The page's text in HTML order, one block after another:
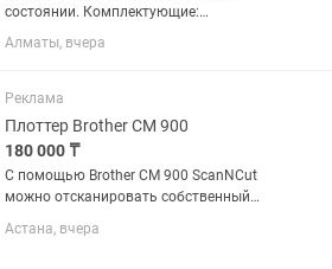
состоянии. Комплектующие:
Видеокарта Asus RTX 3060 dual OC
Edition 12GB Материнская плата
Процессор intel core i5 12400F oem
Кулер...
Алматы, вчера
Реклама
Плоттер Brother CM 900
180 000 ₸
С помощью Brother CM 900 ScanNCut
можно отсканировать собственный
файл, готовый к вырезанию или
Астана, вчера